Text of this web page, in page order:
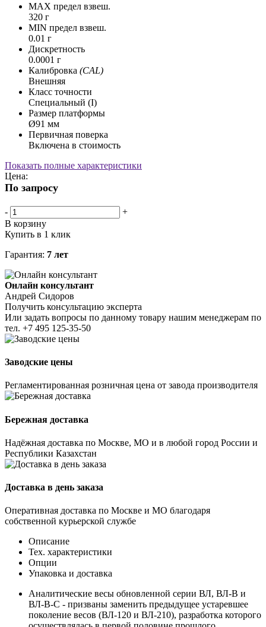
MAX предел взвеш.
320 г
MIN предел взвеш.
0.01 г
Дискретность
0.0001 г
Калибровка (CAL)
Внешняя
Класс точности
Специальный (I)
Размер платформы
Ø91 мм
Первичная поверка
Включена в стоимость
Показать полные характеристики
Цена:
По запросу
-
+
В корзину
Купить в 1 клик
Гарантия: 7 лет
Онлайн консультант
Андрей Сидоров
Получить консультацию эксперта
Или задать вопросы по данному товару нашим менеджерам по
тел. +7 495 125-35-50
Заводские цены
Регламентированная розничная цена от завода производителя
Бережная доставка
Надёжная доставка по Москве, МО и в любой город России и
Республики Казахстан
Доставка в день заказа
Оперативная доставка по Москве и МО благодаря
собственной курьерской службе
Описание
Тех. характеристики
Опции
Упаковка и доставка
Аналитические весы обновленной серии ВЛ, ВЛ-В и
ВЛ-В-С - призваны заменить предыдущее устаревшее
поколение весов (ВЛ-120 и ВЛ-210), разработка которого